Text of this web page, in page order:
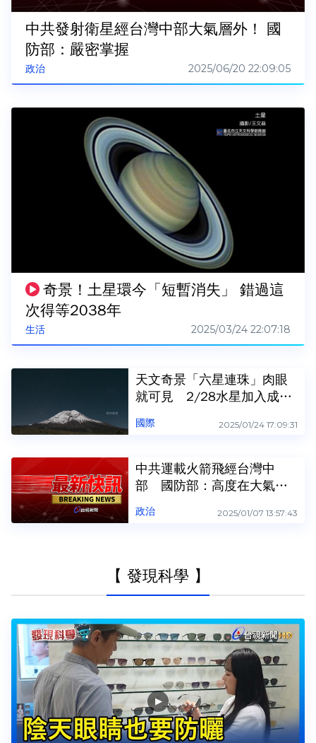
政治
中共發射衛星經台灣中部大氣層外！ 國
防部：嚴密掌握
2025/06/20 22:09:05
生活
奇景！土星環今「短暫消失」 錯過這
次得等2038年
2025/03/24 22:07:18
國際
天文奇景「六星連珠」肉眼
就可見 2/28水星加入成七
2025/01/24 17:09:31
政治
中共運載火箭飛經台灣中
部 國防部：高度在大氣層
外無危害
2025/01/07 13:57:43
【 發現科學 】